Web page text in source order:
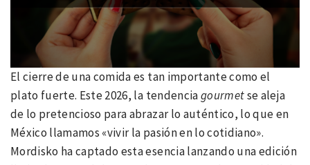
El cierre de una comida es tan importante como el
plato fuerte. Este 2026, la tendenciagourmetse aleja
de lo pretencioso para abrazar lo auténtico, lo que en
México llamamos «vivir la pasión en lo cotidiano».
Mordisko ha captado esta esencia lanzando una edición